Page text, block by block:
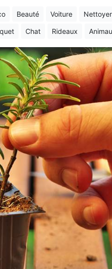
beauté voiture nettoyer
chat rideaux